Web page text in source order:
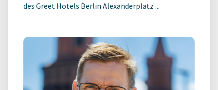
des Greet Hotels Berlin Alexanderplatz ...